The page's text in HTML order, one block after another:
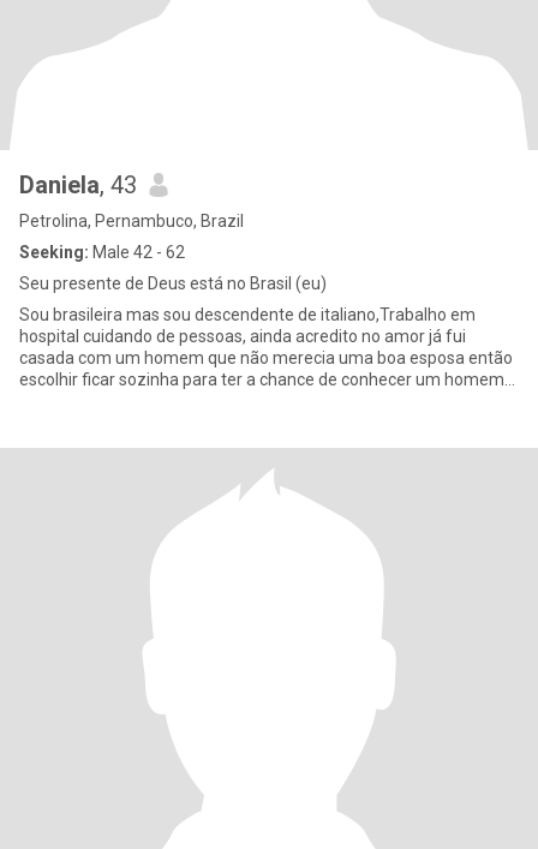
Daniela, 43
Petrolina, Pernambuco, Brazil
Seeking: Male 42 - 62
Seu presente de Deus está no Brasil (eu)
Sou brasileira mas sou descendente de italiano,Trabalho em
hospital cuidando de pessoas, ainda acredito no amor já fui
casada com um homem que não merecia uma boa esposa então
escolhir ficar sozinha para ter a chance de conhecer um homem